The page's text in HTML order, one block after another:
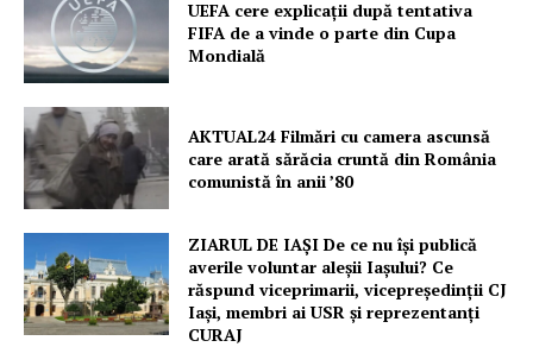
UEFA cere explicații după tentativa
FIFA de a vinde o parte din Cupa
Mondială
AKTUAL24 Filmări cu camera ascunsă
care arată sărăcia cruntă din România
comunistă în anii ’80
ZIARUL DE IAȘI De ce nu își publică
averile voluntar aleșii Iașului? Ce
răspund viceprimarii, vicepreședinții CJ
Iași, membri ai USR și reprezentanți
CURAJ